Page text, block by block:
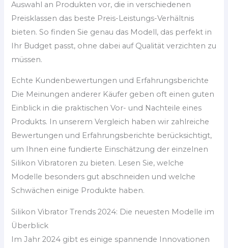
Auswahl an Produkten vor, die in verschiedenen
Preisklassen das beste Preis-Leistungs-Verhältnis
bieten. So finden Sie genau das Modell, das perfekt in
Ihr Budget passt, ohne dabei auf Qualität verzichten zu
müssen.
Echte Kundenbewertungen und Erfahrungsberichte
Die Meinungen anderer Käufer geben oft einen guten
Einblick in die praktischen Vor- und Nachteile eines
Produkts. In unserem Vergleich haben wir zahlreiche
Bewertungen und Erfahrungsberichte berücksichtigt,
um Ihnen eine fundierte Einschätzung der einzelnen
Silikon Vibratoren zu bieten. Lesen Sie, welche
Modelle besonders gut abschneiden und welche
Schwächen einige Produkte haben.
Silikon Vibrator Trends 2024: Die neuesten Modelle im
Überblick
Im Jahr 2024 gibt es einige spannende Innovationen